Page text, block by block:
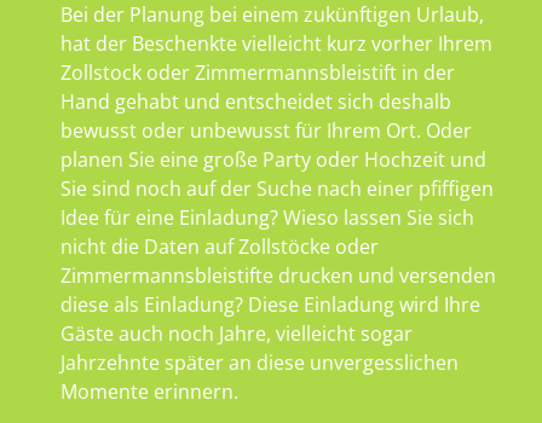
Bei der Planung bei einem zukünftigen Urlaub,
hat der Beschenkte vielleicht kurz vorher Ihrem
Zollstock oder Zimmermannsbleistift in der
Hand gehabt und entscheidet sich deshalb
bewusst oder unbewusst für Ihrem Ort. Oder
planen Sie eine große Party oder Hochzeit und
Sie sind noch auf der Suche nach einer pfiffigen
Idee für eine Einladung? Wieso lassen Sie sich
nicht die Daten auf Zollstöcke oder
Zimmermannsbleistifte drucken und versenden
diese als Einladung? Diese Einladung wird Ihre
Gäste auch noch Jahre, vielleicht sogar
Jahrzehnte später an diese unvergesslichen
Momente erinnern.